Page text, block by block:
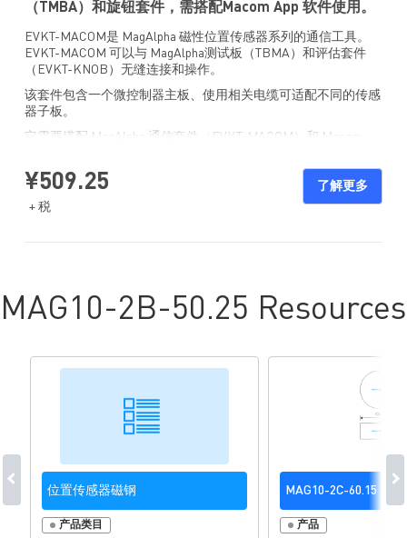
（TMBA）和旋钮套件，需搭配Macom App 软件使用。
EVKT-MACOM是 MagAlpha 磁性位置传感器系列的通信工具。
EVKT-MACOM 可以与 MagAlpha测试板（TBMA）和评估套件
（EVKT-KNOB）无缝连接和操作。
该套件包含一个微控制器主板、使用相关电缆可适配不同的传感
器子板。
它需要搭配 MagAlpha 通信套件（EVKT-MACOM）和 Macom
的功能和性能，比如噪声等级、刷新率、通电时间和磁场依赖
性。
¥509.25
+ 税
了解更多
MAG10-2B-50.25 Resources
位置传感器磁钢
产品类目
MAG10-2C-60.15
产品